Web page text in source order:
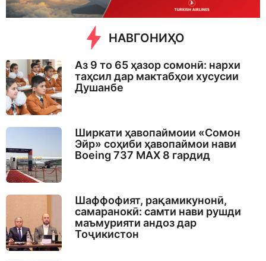
НАВГОНИҲО
Аз 9 то 65 ҳазор сомонӣ: нархи
таҳсил дар мактабҳои хусусии
Душанбе
Ширкати ҳавопаймоии «Сомон
Эйр» соҳиби ҳавопаймои нави
Boeing 737 MAX 8 гардид
Шаффофият, рақамикунонӣ,
самаранокӣ: самти нави рушди
маъмурияти андоз дар
Тоҷикистон